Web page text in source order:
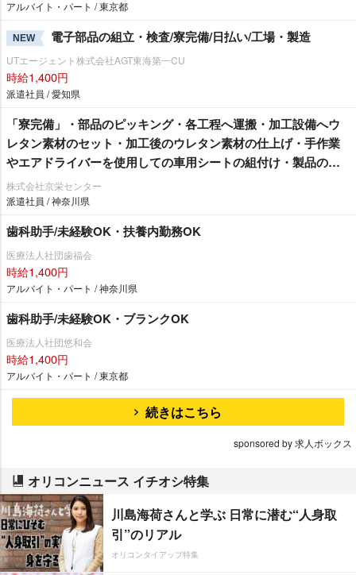
アルバイト・パート / 東京都
NEW 電子部品の組立・検査/寮完備/日払い/工場・製造
UTエージェント株式会社AGT東海第一CU
時給1,400円
派遣社員 / 愛知県
「寮完備」・部品のピッキング・各工程へ運搬・加工設備へウ
レタン素材のセット・加工後のウレタン素材の仕上げ・手作業
エアドライバーを使用しての車用シートの組付け・製品の検
査作業/即入寮/製造・工場
株式会社京栄センター
派遣社員 / 神奈川県
歯科助手/未経験OK・扶養内勤務OK
医療法人社団歯福会
時給1,400円
アルバイト・パート / 神奈川県
歯科助手/未経験OK・ブランクOK
医療法人社団悠和会
時給1,400円
アルバイト・パート / 東京都
続きはこちら
sponsored by 求人ボックス
オリコンニュース イチオシ特集
川島海荷さんと学ぶ 日常に潜む“人身取
引”のリアル
オリコンタイアップ特集